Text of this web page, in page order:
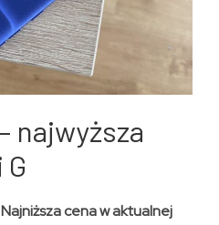
najwyższa
cena w aktualnej